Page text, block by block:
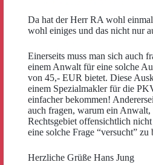
Da hat der Herr RA wohl
wohl einiges und das nicht nur
Einerseits muss man sich auch
einem Anwalt für eine solche
von 45,- EUR bietet. Diese
einem Spezialmakler für die
einfacher bekommen!
auch fragen, warum ein Anwalt,
Rechtsgebiet offensichtlich
eine solche Frage “versucht” zu
Herzliche Grüße Hans Jung